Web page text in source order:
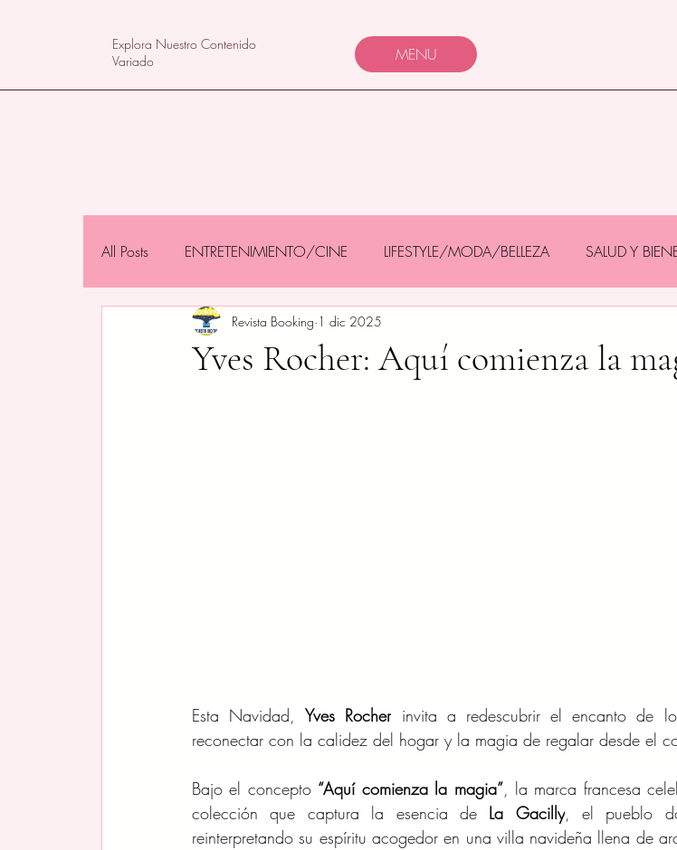
Explora Nuestro Contenido
Variado
MENU
All Posts ENTRETENIMIENTO/CINE LIFESTYLE/MODA/BELLEZA SALUD Y
NEGOCIOS/TECNOLOGÍA MAMÁS Y BEBÉS
Yves Rocher: Aquí comienza la
Revista Booking 1 dic 2025
Esta Navidad, Yves Rocher invita a redescubrir el encanto de
reconectar con la calidez del hogar y la magia de regalar desde el
Bajo el concepto “Aquí comienza la magia”, la marca francesa
colección que captura la esencia de La Gacilly, el pueblo
reinterpretando su espíritu acogedor en una villa navideña llena de